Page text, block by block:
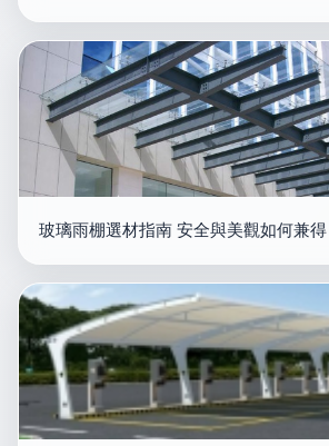
玻璃雨棚選材指南 安全與美觀如何兼得